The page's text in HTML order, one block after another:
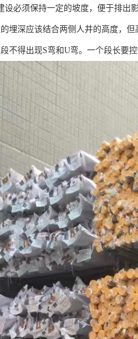
设必须保持一定的坡度，便于排出
的埋深应该结合两侧人井的高度，
段不得出现S弯和U弯。一个段长要